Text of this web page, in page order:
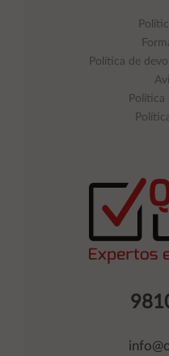
Política de
Política